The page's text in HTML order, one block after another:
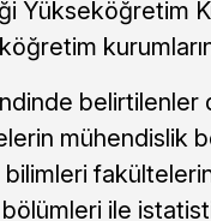
Yükseköğretim
belirtilenler
mühendislik
ile